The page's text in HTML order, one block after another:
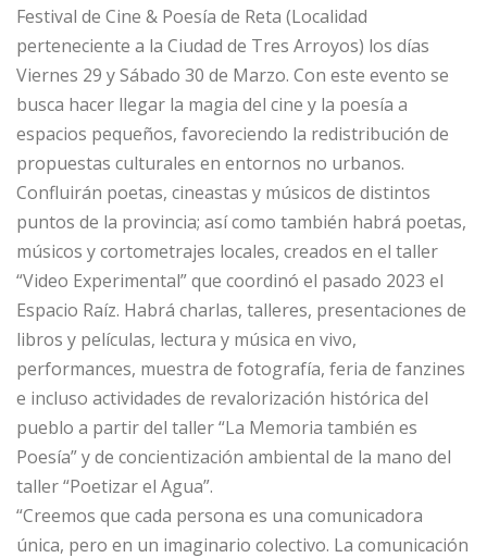
Festival de Cine & Poesía de Reta (Localidad
perteneciente a la Ciudad de Tres Arroyos) los días
Viernes 29 y Sábado 30 de Marzo. Con este evento se
busca hacer llegar la magia del cine y la poesía a
espacios pequeños, favoreciendo la redistribución de
propuestas culturales en entornos no urbanos.
Confluirán poetas, cineastas y músicos de distintos
puntos de la provincia; así como también habrá poetas,
músicos y cortometrajes locales, creados en el taller
“Video Experimental” que coordinó el pasado 2023 el
Espacio Raíz. Habrá charlas, talleres, presentaciones de
libros y películas, lectura y música en vivo,
performances, muestra de fotografía, feria de fanzines
e incluso actividades de revalorización histórica del
pueblo a partir del taller “La Memoria también es
Poesía” y de concientización ambiental de la mano del
taller “Poetizar el Agua”.
“Creemos que cada persona es una comunicadora
única, pero en un imaginario colectivo. La comunicación